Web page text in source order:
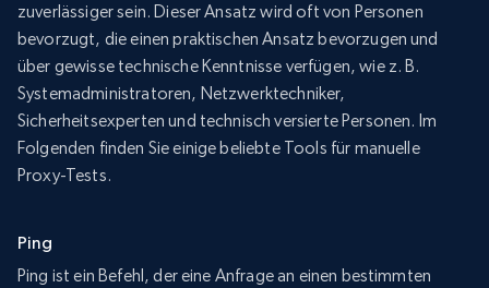
zuverlässiger sein. Dieser Ansatz wird oft von Personen
bevorzugt, die einen praktischen Ansatz bevorzugen und
über gewisse technische Kenntnisse verfügen, wie z. B.
Systemadministratoren, Netzwerktechniker,
Sicherheitsexperten und technisch versierte Personen. Im
Folgenden finden Sie einige beliebte Tools für manuelle
Proxy-Tests.
Ping
Ping ist ein Befehl, der eine Anfrage an einen bestimmten